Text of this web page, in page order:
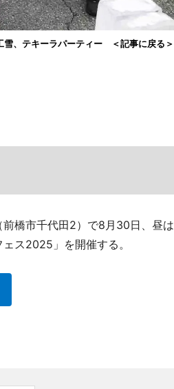
、テキーラパーティー ＜記事に戻る＞
橋市千代田2）で8月30日、昼は
ス2025」を開催する。